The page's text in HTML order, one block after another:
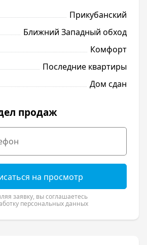
Прикубанский
Ближний Западный обход
Комфорт
Последние квартиры
Дом сдан
продаж
на просмотр
заявку, вы соглашаетесь
персональных данных